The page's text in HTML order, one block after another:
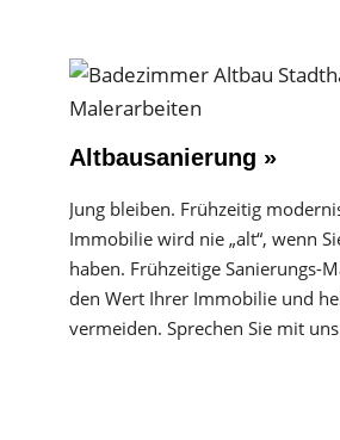
Altbausanierung »
Jung bleiben. Frühzeitig
Immobilie wird nie „alt“, wenn
haben. Frühzeitige Sanierungs-
den Wert Ihrer Immobilie und
vermeiden. Sprechen Sie mit